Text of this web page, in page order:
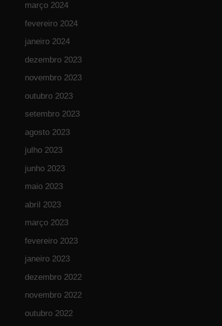
março 2024
fevereiro 2024
janeiro 2024
dezembro 2023
novembro 2023
outubro 2023
setembro 2023
agosto 2023
julho 2023
junho 2023
maio 2023
abril 2023
março 2023
fevereiro 2023
janeiro 2023
dezembro 2022
novembro 2022
outubro 2022